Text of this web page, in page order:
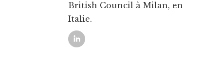
British Council à Milan, en
Italie.